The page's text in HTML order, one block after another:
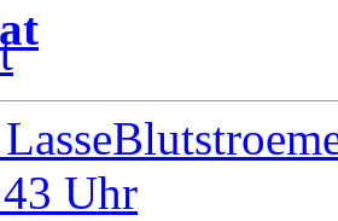
Uhr